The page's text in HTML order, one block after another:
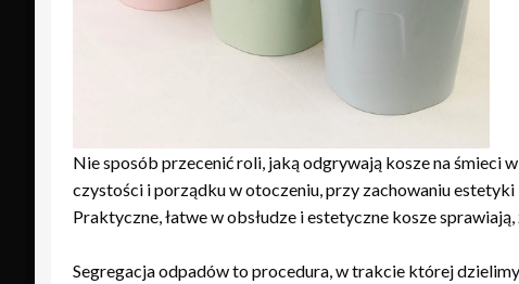
Nie sposób przecenić roli, jaką odgrywają kosze na śmieci
czystości i porządku w otoczeniu, przy zachowaniu
Praktyczne, łatwe w obsłudze i estetyczne kosze
Segregacja odpadów to procedura, w trakcie której